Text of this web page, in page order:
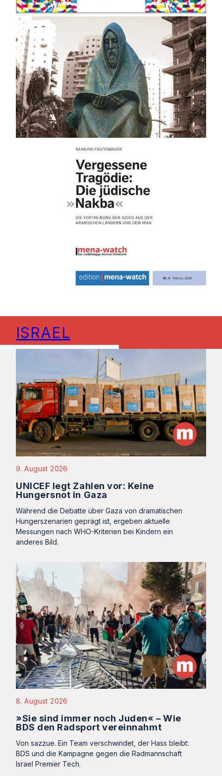
ISRAEL
9. August 2026
UNICEF legt Zahlen vor: Keine
Hungersnot in Gaza
Während die Debatte über Gaza von dramatischen
Hungerszenarien geprägt ist, ergeben aktuelle
Messungen nach WHO-Kriterien bei Kindern ein
anderes Bild.
8. August 2026
»Sie sind immer noch Juden« – Wie
BDS den Radsport vereinnahmt
Von sazzue. Ein Team verschwindet, der Hass bleibt:
BDS und die Kampagne gegen die Radmannschaft
Israel Premier Tech.